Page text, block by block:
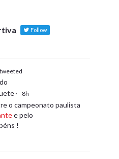
Follow
· 8h
o campeonato paulista
e pelo
!